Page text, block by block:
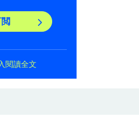
閱讀全文